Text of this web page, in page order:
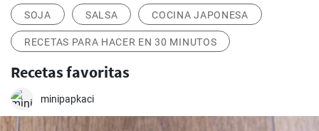
SOJA SALSA COCINA JAPONESA
RECETAS PARA HACER EN 30 MINUTOS
Recetas favoritas
minipapkaci